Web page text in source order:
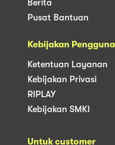
Berita
Pusat Bantuan
Kebijakan Pengguna
Ketentuan Layanan
Kebijakan Privasi
RIPLAY
Kebijakan SMKI
Untuk customer